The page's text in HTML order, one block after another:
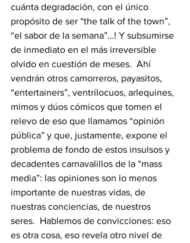
cuánta degradación, con el único
propósito de ser “the talk of the town”,
“el sabor de la semana”…! Y subsumirse
de inmediato en el más irreversible
olvido en cuestión de meses.  Ahí
vendrán otros camorreros, payasitos,
“entertainers”, ventrílocuos, arlequines,
mimos y dúos cómicos que tomen el
relevo de eso que llamamos “opinión
pública” y que, justamente, expone el
problema de fondo de estos insulsos y
decadentes carnavalillos de la “mass
media”: las opiniones son lo menos
importante de nuestras vidas, de
nuestras conciencias, de nuestros
seres.  Hablemos de convicciones: eso
es otra cosa, eso revela otro nivel de